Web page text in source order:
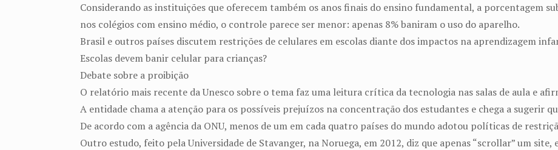
Considerando as instituições que oferecem também os anos finais do ensino fundamental, a porcentagem
nos colégios com ensino médio, o controle parece ser menor: apenas 8% baniram o uso do aparelho.
Brasil e outros países discutem restrições de celulares em escolas diante dos impactos na aprendizagem
Escolas devem banir celular para crianças?
Debate sobre a proibição
O relatório mais recente da Unesco sobre o tema faz uma leitura crítica da tecnologia nas salas de aula e
A entidade chama a atenção para os possíveis prejuízos na concentração dos estudantes e chega a sugerir
De acordo com a agência da ONU, menos de um em cada quatro países do mundo adotou políticas de
Outro estudo, feito pela Universidade de Stavanger, na Noruega, em 2012, diz que apenas “scrollar” um